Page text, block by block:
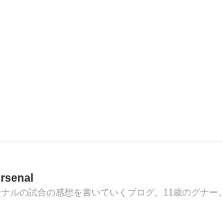
ルの試合の感想を書いていくブログ。11歳のグナー。